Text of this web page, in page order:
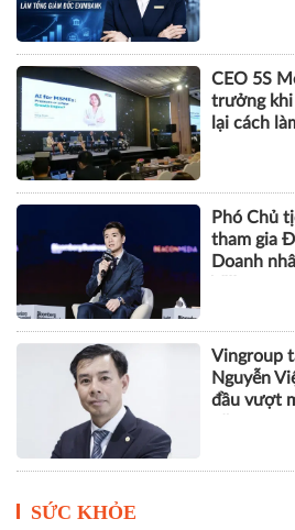
NHÂN VẬT
Bà Phạm
bổ nhiệm
Eximbank
CEO 5S
trưởng khi
lại cách
Phó Chủ
tham gia
Doanh